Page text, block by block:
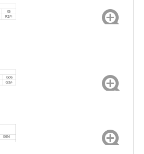
06
R3/4
G06
G3/4
06N